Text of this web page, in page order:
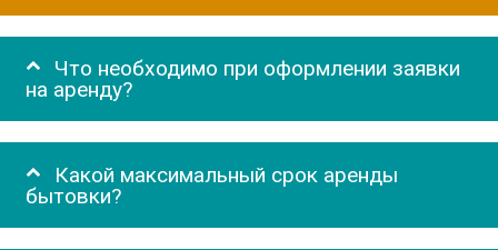
Что необходимо при оформлении заявки
на аренду?
Какой максимальный срок аренды
бытовки?